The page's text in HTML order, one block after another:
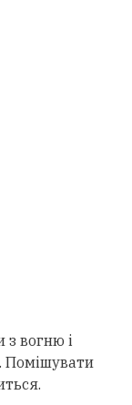
з вогню і
Помішувати